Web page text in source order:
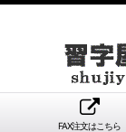
FAX注文はこちら